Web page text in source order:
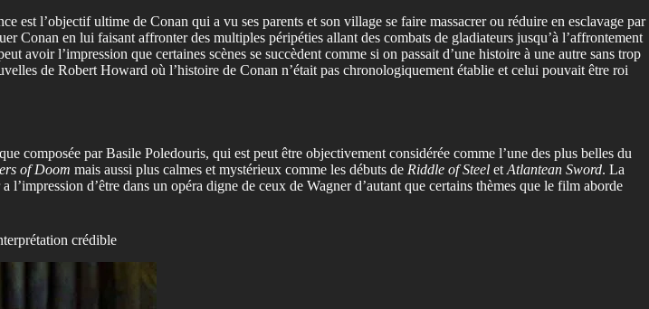
l’objectif ultime de Conan qui a vu ses parents et son village se faire massacrer ou réduire en esclavage par
Conan en lui faisant affronter des multiples péripéties allant des combats de gladiateurs jusqu’à l’affrontement
avoir l’impression que certaines scènes se succèdent comme si on passait d’une histoire à une autre sans trop
de Robert Howard où l’histoire de Conan n’était pas chronologiquement établie et celui pouvait être roi
composée par Basile Poledouris, qui est peut être objectivement considérée comme l’une des plus belles du
of Doom mais aussi plus calmes et mystérieux comme les débuts de Riddle of Steel et Atlantean Sword. La
d’être dans un opéra digne de ceux de Wagner d’autant que certains thèmes que le film aborde
crédible